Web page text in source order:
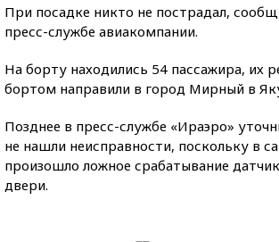
При посадке никто не пострадал,
пресс-службе авиакомпании.
На борту находились 54 пассажира, их
бортом направили в город Мирный в
Позднее в пресс-службе «Ираэро»
не нашли неисправности, поскольку в
произошло ложное срабатывание
двери.